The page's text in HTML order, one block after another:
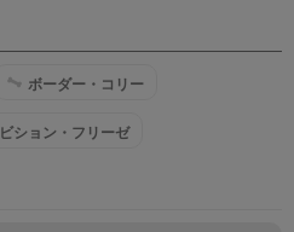
ボーダー・コリー
ビション・フリーゼ